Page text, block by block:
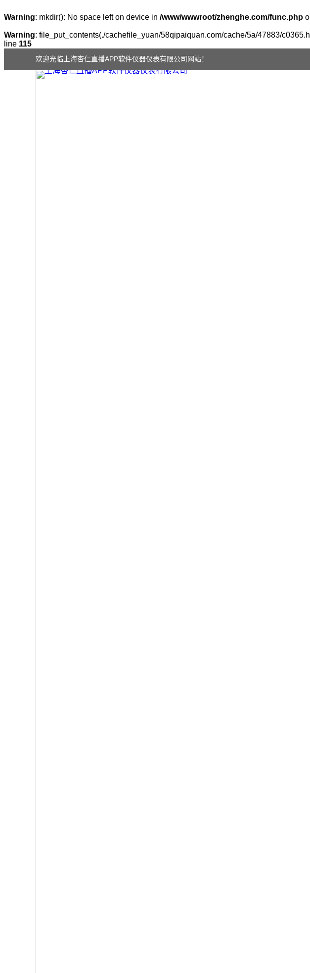
Warning: mkdir(): No space left on device in /www/wwwroot/zhenghe.com/func.php
Warning: file_put_contents(./cachefile_yuan/58qipaiquan.com/cache/5a/47883/
line 115
欢迎光临上海杏仁直播APP软件仪器仪表有限公司网站！